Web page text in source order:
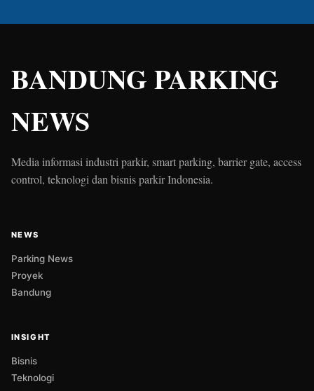
BANDUNG PARKING
NEWS
Media informasi industri parkir, smart parking, barrier gate, access
control, teknologi dan bisnis parkir Indonesia.
NEWS
Parking News
Proyek
Bandung
INSIGHT
Bisnis
Teknologi